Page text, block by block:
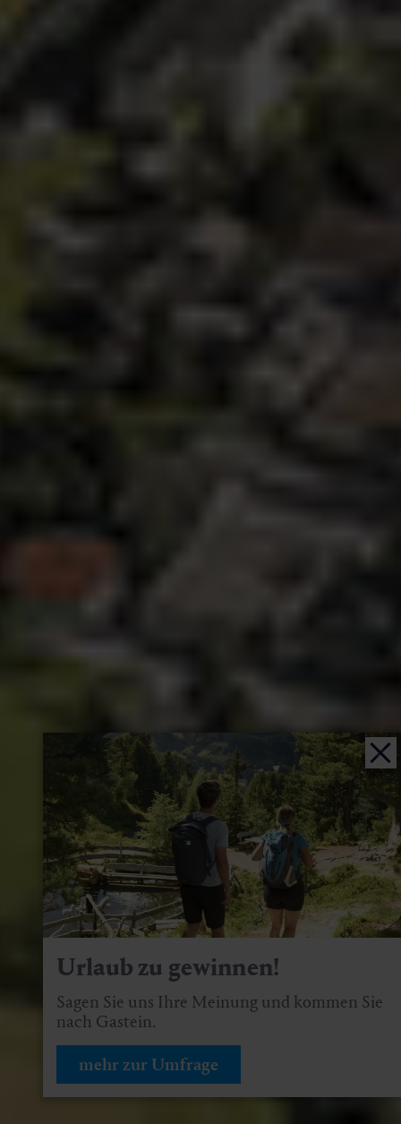
Urlaub zu gewinnen!
Sagen Sie uns Ihre Meinung und kommen Sie
nach Gastein.
mehr zur Umfrage